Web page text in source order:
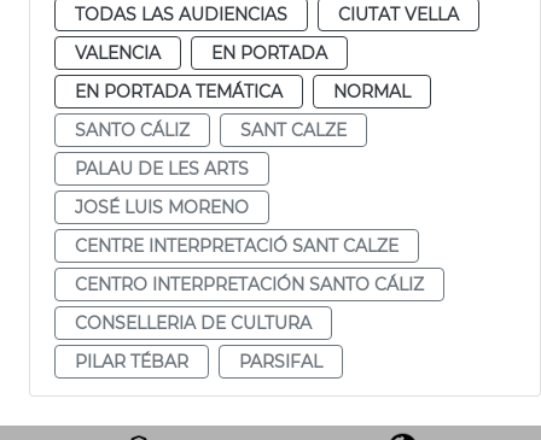
TODAS LAS AUDIENCIAS
CIUTAT VELLA
VALENCIA
EN PORTADA
EN PORTADA TEMÁTICA
NORMAL
SANTO CÁLIZ
SANT CALZE
PALAU DE LES ARTS
JOSÉ LUIS MORENO
CENTRE INTERPRETACIÓ SANT CALZE
CENTRO INTERPRETACIÓN SANTO CÁLIZ
CONSELLERIA DE CULTURA
PILAR TÉBAR
PARSIFAL